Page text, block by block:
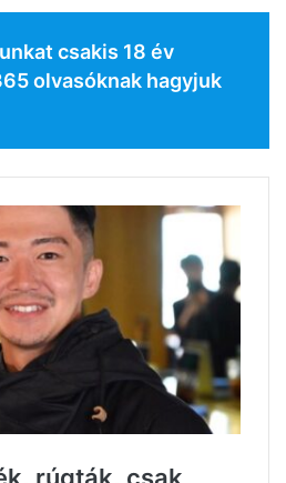
csakis 18 év
olvasóknak hagyjuk